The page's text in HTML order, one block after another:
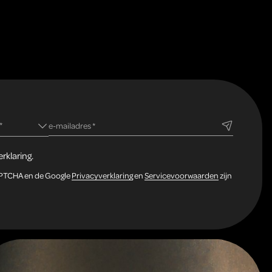
* verplicht veld
e-mailadres*
en de GooglePrivacyverklaringenServicevoorwaardenzijn